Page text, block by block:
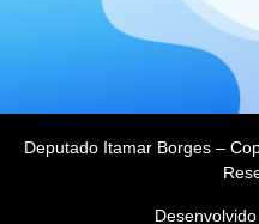
Deputado Itamar Borges –